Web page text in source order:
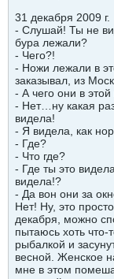
31 декабря 2009 г.
- Слушай! Ты не
бура лежали?
- Чего?!
- Ножи лежали в
заказывал, из
- А чего они в
- Нет…ну какая
видела!
- Я видела, как
- Где?
- Что где?
- Где ты это
видела!?
- Да вон они за
Нет! Ну, это
декабря, можно
пытаюсь хоть что-
рыбалкой и
весной. Женское
мне в этом